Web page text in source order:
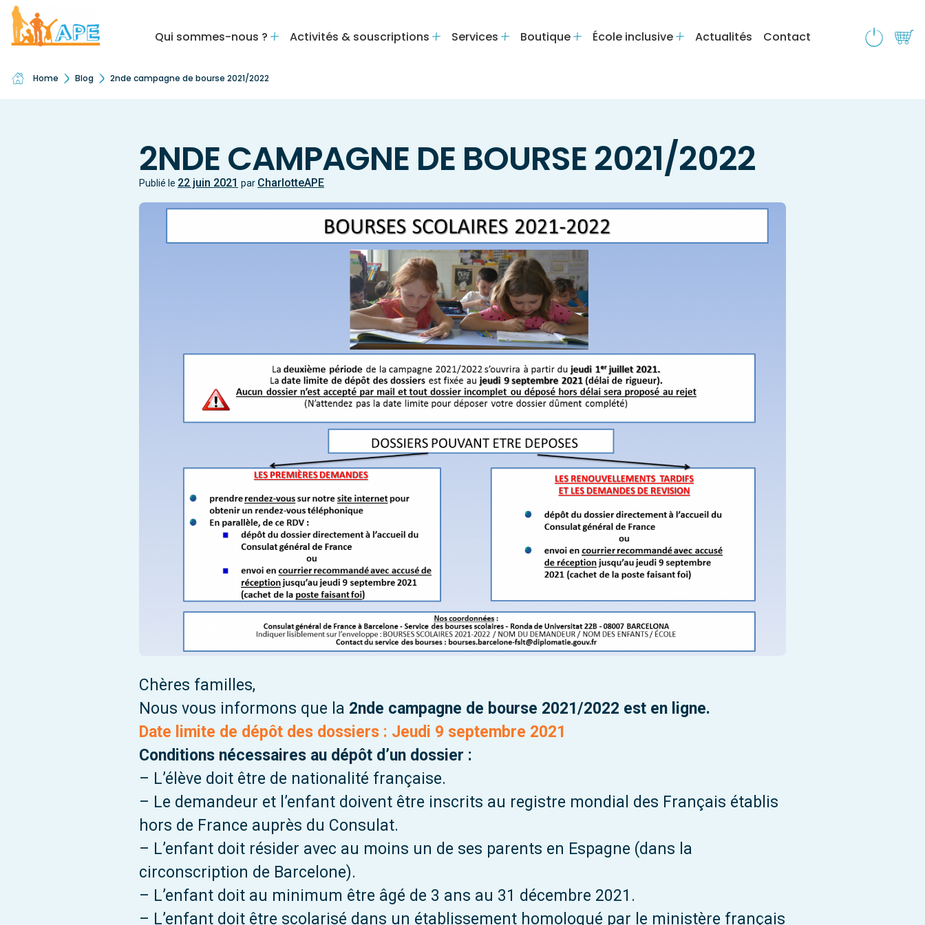
Qui sommes-nous ? Activités & souscriptions Services Boutique École inclusive Actualités Contact
Home Blog 2nde campagne de bourse 2021/2022
2NDE CAMPAGNE DE BOURSE 2021/2022
Publié le 22 juin 2021 par CharlotteAPE
Chères familles,
Nous vous informons que la 2nde campagne de bourse 2021/2022 est en ligne.
Date limite de dépôt des dossiers : Jeudi 9 septembre 2021
Conditions nécessaires au dépôt d’un dossier :
– L’élève doit être de nationalité française.
– Le demandeur et l’enfant doivent être inscrits au registre mondial des Français établis
hors de France auprès du Consulat.
– L’enfant doit résider avec au moins un de ses parents en Espagne (dans la
circonscription de Barcelone).
– L’enfant doit au minimum être âgé de 3 ans au 31 décembre 2021.
– L’enfant doit être scolarisé dans un établissement homologué par le ministère français